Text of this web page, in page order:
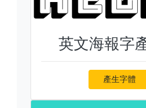
英文海報字
產生字體